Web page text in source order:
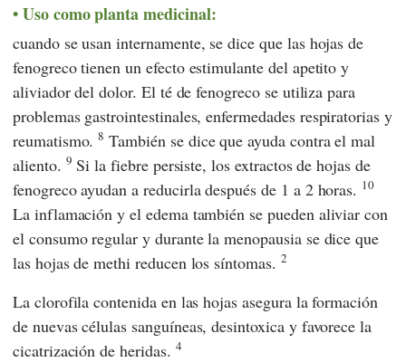
Uso como planta medicinal:
cuando se usan internamente, se dice que las hojas de
fenogreco tienen un efecto estimulante del apetito y
aliviador del dolor. El té de fenogreco se utiliza para
problemas gastrointestinales, enfermedades respiratorias y
reumatismo.8 También se dice que ayuda contra el mal
aliento. 9 Si la fiebre persiste, los extractos de hojas de
fenogreco ayudan a reducirla después de 1 a 2 horas. 10
La inflamación y el edema también se pueden aliviar con
el consumo regular y durante la menopausia se dice que
las hojas de methi reducen los síntomas. 2
La clorofila contenida en las hojas asegura la formación
de nuevas células sanguíneas, desintoxica y favorece la
cicatrización de heridas. 4